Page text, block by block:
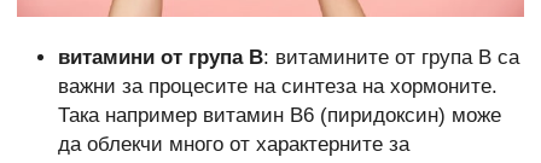
витамини от група В: витамините от група В са
важни за процесите на синтеза на хормоните.
Така например витамин В6 (пиридоксин) може
да облекчи много от характерните за